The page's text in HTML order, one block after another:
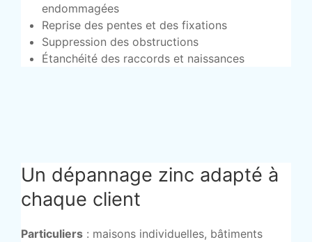
endommagées
Reprise des pentes et des fixations
Suppression des obstructions
Étanchéité des raccords et naissances
Un dépannage zinc adapté à
chaque client
Particuliers : maisons individuelles, bâtiments